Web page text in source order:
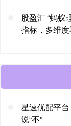
股盈汇 “蚂蚁
指标，多维
星速优配平
说“不”